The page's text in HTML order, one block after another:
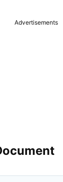
Advertisements